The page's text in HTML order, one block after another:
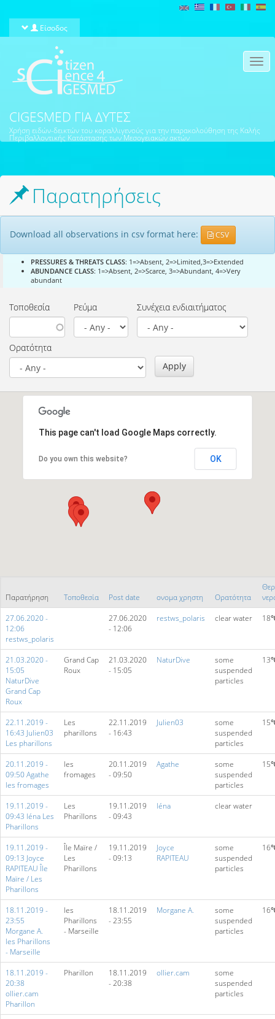
Είσοδος
CIGESMED ΓΙΑ ΔΎΤΕΣ
Χρήση ειδών-δεικτών του κοραλλιγενούς για την παρακολούθηση της Καλής
Περιβαλλοντικής Κατάστασης των Μεσογειακών ακτών
Παρατηρήσεις
Download all observations in csv format here: CSV
PRESSURES & THREATS CLASS: 1=>Absent, 2=>Limited,3=>Extended
ABUNDANCE CLASS: 1=>Absent, 2=>Scarce, 3=>Abundant, 4=>Very
abundant
Τοποθεσία Ρεύμα Συνέχεια ενδιαιτήματος
Ορατότητα
Apply
This page can't load Google Maps correctly.
Do you own this website? OK
Παρατήρηση Τοποθεσία Post date ονομα χρηστη Ορατότητα
27.06.2020 -
12:06
restws_polaris
27.06.2020
- 12:06
restws_polaris clear water
21.03.2020 -
15:05
NaturDive
Grand Cap
Roux
Grand Cap
Roux
21.03.2020
- 15:05
NaturDive
some
suspended
particles
22.11.2019 -
16:43 Julien03
Les pharillons
Les
pharillons
22.11.2019
- 16:43
Julien03
some
suspended
particles
20.11.2019 -
09:50 Agathe
les fromages
les
fromages
20.11.2019
- 09:50
Agathe
some
suspended
particles
19.11.2019 -
09:43 léna Les
Pharillons
Les
Pharillons
19.11.2019
- 09:43
léna clear water
19.11.2019 -
09:13 Joyce
RAPITEAU Île
Maïre / Les
Pharillons
Île Maïre /
Les
Pharillons
19.11.2019
- 09:13
Joyce
RAPITEAU
some
suspended
particles
18.11.2019 -
23:55
Morgane A.
les Pharillons
- Marseille
les
Pharillons
- Marseille
18.11.2019
- 23:55
Morgane A.
some
suspended
particles
18.11.2019 -
20:38
ollier.cam
Pharillon
Pharillon
18.11.2019
- 20:38
ollier.cam
some
suspended
particles